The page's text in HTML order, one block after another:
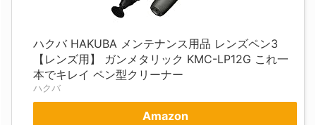
ハクバ HAKUBA メンテナンス用品 レンズペン3
【レンズ用】 ガンメタリック KMC-LP12G これ一
本でキレイ ペン型クリーナー
ハクバ
Amazon